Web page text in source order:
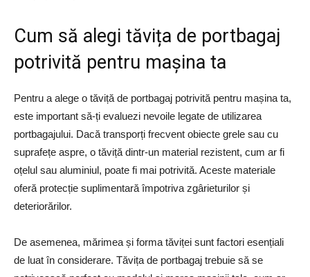
Cum să alegi tăvița de portbagaj
potrivită pentru mașina ta
Pentru a alege o tăviță de portbagaj potrivită pentru mașina ta,
este important să-ți evaluezi nevoile legate de utilizarea
portbagajului. Dacă transporți frecvent obiecte grele sau cu
suprafețe aspre, o tăviță dintr-un material rezistent, cum ar fi
oțelul sau aluminiul, poate fi mai potrivită. Aceste materiale
oferă protecție suplimentară împotriva zgârieturilor și
deteriorărilor.
De asemenea, mărimea și forma tăviței sunt factori esențiali
de luat în considerare. Tăvița de portbagaj trebuie să se